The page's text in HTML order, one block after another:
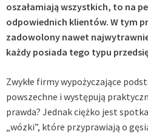
oszałamiają wszystkich, to na
odpowiednich klientów. W tym
zadowolony nawet
każdy posiada tego typu
Zwykłe firmy wypożyczające
powszechne i występują
prawda? Jednak ciężko jest
„wózki”, które przyprawiają o